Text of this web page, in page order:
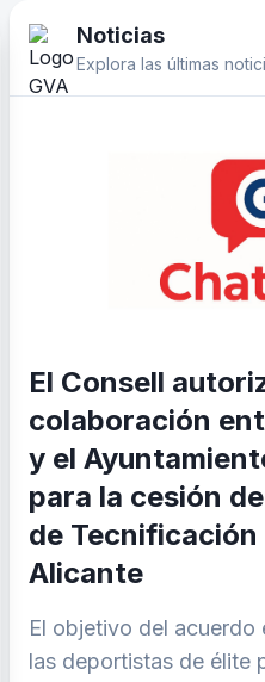
Noticias
Explora las últimas
El Consell
colaboración
y el
para la cesión
de
Alicante
El objetivo del acuerdo
las deportistas de élite